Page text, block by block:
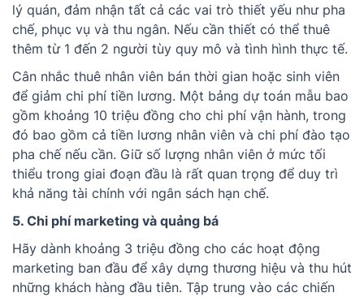
lý quán, đảm nhận tất cả các vai trò thiết yếu như pha
chế, phục vụ và thu ngân. Nếu cần thiết có thể thuê
thêm từ 1 đến 2 người tùy quy mô và tình hình thực tế.
Cân nhắc thuê nhân viên bán thời gian hoặc sinh viên
để giảm chi phí tiền lương. Một bảng dự toán mẫu bao
gồm khoảng 10 triệu đồng cho chi phí vận hành, trong
đó bao gồm cả tiền lương nhân viên và chi phí đào tạo
pha chế nếu cần. Giữ số lượng nhân viên ở mức tối
thiểu trong giai đoạn đầu là rất quan trọng để duy trì
khả năng tài chính với ngân sách hạn chế.
5. Chi phí marketing và quảng bá
Hãy dành khoảng 3 triệu đồng cho các hoạt động
marketing ban đầu để xây dựng thương hiệu và thu hút
những khách hàng đầu tiên. Tập trung vào các chiến